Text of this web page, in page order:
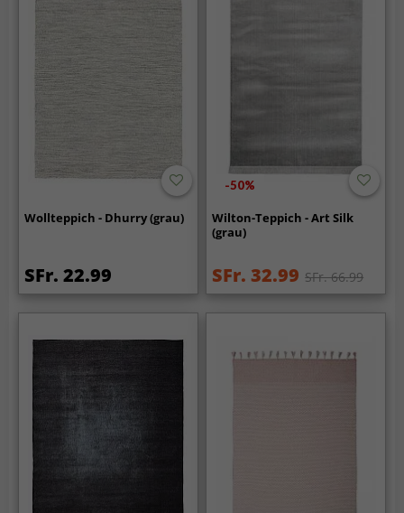
Wollteppich - Dhurry (grau)
SFr. 22.99
-50%
Wilton-Teppich - Art Silk
(grau)
SFr. 32.99 SFr. 66.99